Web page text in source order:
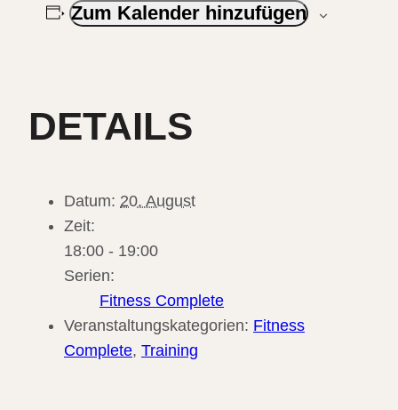
Zum Kalender hinzufügen
DETAILS
Datum: 20. August
Zeit:
18:00 - 19:00
Serien:
Fitness Complete
Veranstaltungskategorien: Fitness
Complete, Training